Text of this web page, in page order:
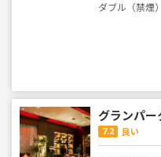
ダブル（禁煙）
グランパー
7.2 良い